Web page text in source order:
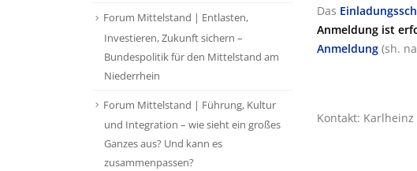
Das
Anmeldung ist
Anmeldung (sh.
Kontakt: Karlheinz
Forum Mittelstand | Entlasten,
Investieren, Zukunft sichern –
Bundespolitik für den Mittelstand am
Niederrhein
Forum Mittelstand | Führung, Kultur
und Integration – wie sieht ein großes
Ganzes aus? Und kann es
zusammenpassen?